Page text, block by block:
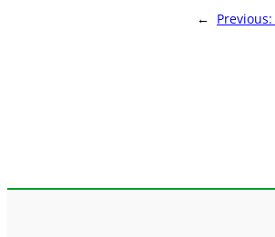
← Previous: